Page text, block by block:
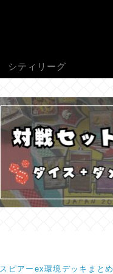
シティリーグ
スピアーex環境デッキまとめ